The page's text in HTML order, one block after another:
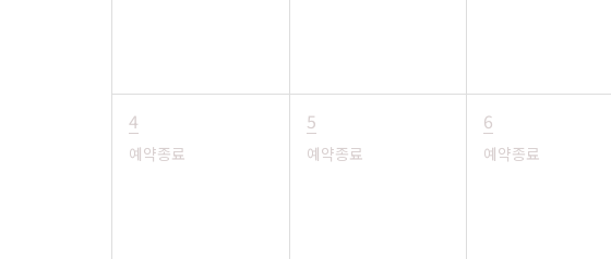
4
예약종료
5
예약종료
6
예약종료